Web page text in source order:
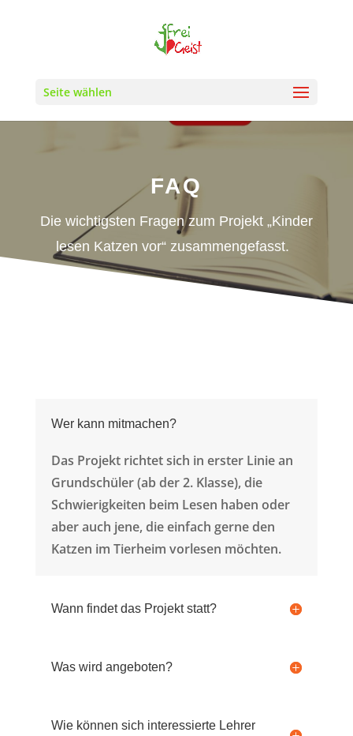
Seite wählen
FAQ
Die wichtigsten Fragen zum Projekt „Kinder
lesen Katzen vor“ zusammengefasst.
Wer kann mitmachen?
Das Projekt richtet sich in erster Linie an
Grundschüler (ab der 2. Klasse), die
Schwierigkeiten beim Lesen haben oder
aber auch jene, die einfach gerne den
Katzen im Tierheim vorlesen möchten.
Wann findet das Projekt statt?
Was wird angeboten?
Wie können sich interessierte Lehrer